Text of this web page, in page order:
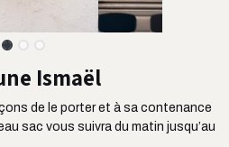
Ismaël
de le porter et à sa contenance
sac vous suivra du matin jusqu’au